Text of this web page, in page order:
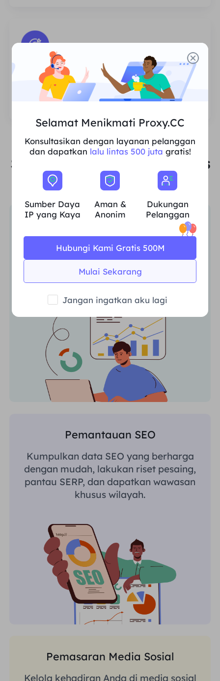
Stabil & Efisien
Bandwidth yang melimpah mendukung
tuntutan bisnis.
Sumber Daya IP untuk Kasus
Penggunaan Apa Pun
Pantau tren pasar dan analisis
aktivitas pesaing dari mana saja di
dunia dengan akses yang konsisten.
Pemantauan SEO
Kumpulkan data SEO yang berharga
dengan mudah, lakukan riset pesaing,
pantau SERP, dan dapatkan wawasan
khusus wilayah.
Pemasaran Media Sosial
Kelola kehadiran Anda di media sosial
Selamat Menikmati Proxy.CC
Konsultasikan dengan layanan pelanggan
dan dapatkan lalu lintas 500 juta gratis!
Sumber Daya
IP yang Kaya
Aman &
Anonim
Dukungan
Pelanggan
Mulai Sekarang
Hubungi Kami Gratis 500M
Jangan ingatkan aku lagi